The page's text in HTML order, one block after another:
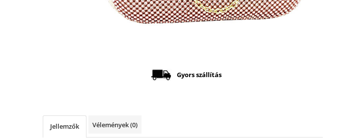
Facebook
Gyors szállítás
Jellemzők Vélemények(0)